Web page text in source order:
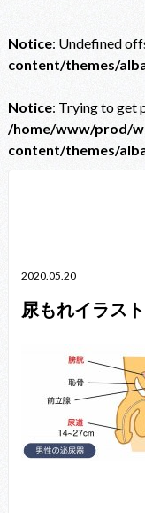
Notice: Undefined
content/themes/
Notice: Trying to get
/home/www/prod/
content/themes/
2020.05.20
尿もれイラス